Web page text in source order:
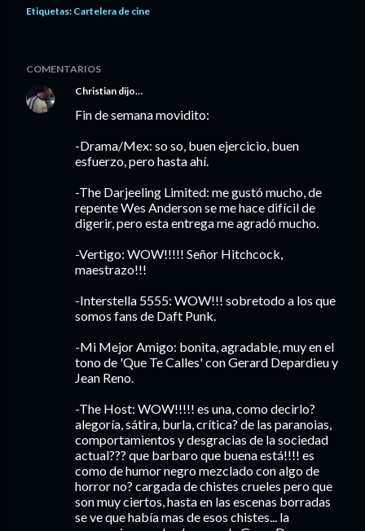
Etiquetas: Cartelera de cine
COMENTARIOS
Christian dijo…
Fin de semana movidito:
-Drama/Mex: so so, buen ejercicio, buen
esfuerzo, pero hasta ahí.
-The Darjeeling Limited: me gustó mucho, de
repente Wes Anderson se me hace difícil de
digerir, pero esta entrega me agradó mucho.
-Vertigo: WOW!!!!! Señor Hitchcock,
maestrazo!!!
-Interstella 5555: WOW!!! sobretodo a los que
somos fans de Daft Punk.
-Mi Mejor Amigo: bonita, agradable, muy en el
tono de 'Que Te Calles' con Gerard Depardieu y
Jean Reno.
-The Host: WOW!!!!! es una, como decirlo?
alegoría, sátira, burla, crítica? de las paranoias,
comportamientos y desgracias de la sociedad
actual??? que barbaro que buena está!!!! es
como de humor negro mezclado con algo de
horror no? cargada de chistes crueles pero que
son muy ciertos, hasta en las escenas borradas
se ve que había mas de esos chistes... la